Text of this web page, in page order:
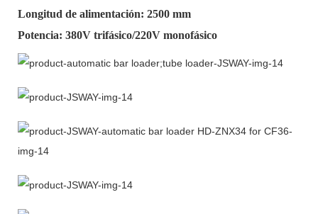
Longitud de alimentación: 2500 mm
Potencia: 380V trifásico/220V monofásico